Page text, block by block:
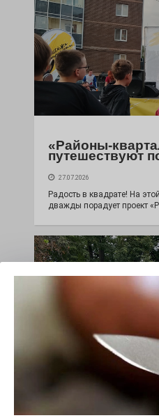
«Районы-
путешествуют
27.07.2026
Радость в квадрате! На
дважды порадует проект
100 футов под